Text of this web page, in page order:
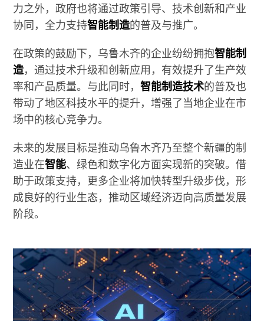
力之外，政府也将通过政策引导、技术创新和产业
协同，全力支持智能制造的普及与推广。
在政策的鼓励下，乌鲁木齐的企业纷纷拥抱智能制
造，通过技术升级和创新应用，有效提升了生产效
率和产品质量。与此同时，智能制造技术的普及也
带动了地区科技水平的提升，增强了当地企业在市
场中的核心竞争力。
未来的发展目标是推动乌鲁木齐乃至整个新疆的制
造业在智能、绿色和数字化方面实现新的突破。借
助于政策支持，更多企业将加快转型升级步伐，形
成良好的行业生态，推动区域经济迈向高质量发展
阶段。